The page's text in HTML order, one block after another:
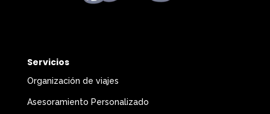
Servicios
Organización de viajes
Asesoramiento Personalizado